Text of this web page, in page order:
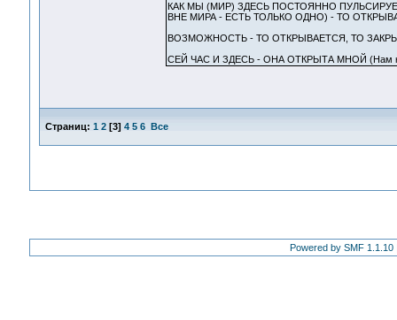
КАК МЫ (МИР) ЗДЕСЬ ПОСТОЯННО
ВНЕ МИРА - ЕСТЬ ТОЛЬКО ОДНО) - ТО
ВОЗМОЖНОСТЬ - ТО ОТКРЫВАЕТСЯ, ТО
СЕЙ ЧАС И ЗДЕСЬ - ОНА ОТКРЫТА МНОЙ (Нам
Страниц: 1 2[3] 4 5 6 Все
Powered by SMF 1.1.10